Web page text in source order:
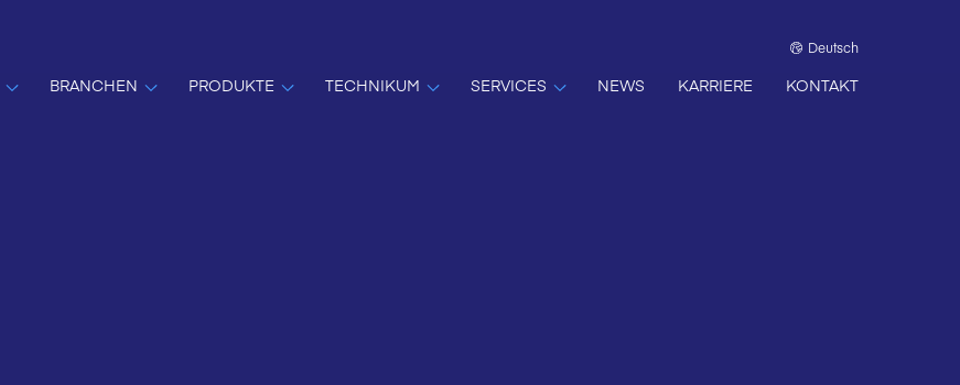
Deutsch
BRANCHEN PRODUKTE TECHNIKUM SERVICES NEWS KARRIERE KONTAKT